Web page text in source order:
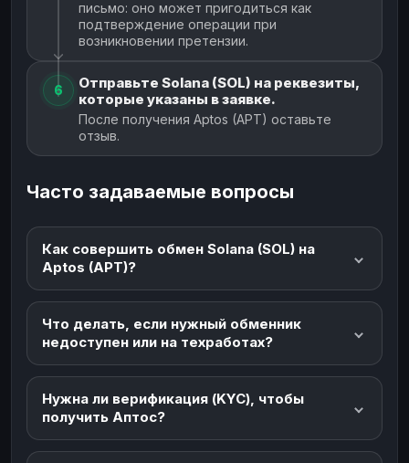
письмо: оно может пригодиться как
подтверждение операции при
возникновении претензии.
6
Отправьте Solana (SOL) на реквезиты,
которые указаны в заявке.
После получения Aptos (APT) оставьте
отзыв.
Часто задаваемые вопросы
Как совершить обмен Solana (SOL) на
Aptos (APT)?
Что делать, если нужный обменник
недоступен или на техработах?
Нужна ли верификация (KYC), чтобы
получить Аптос?